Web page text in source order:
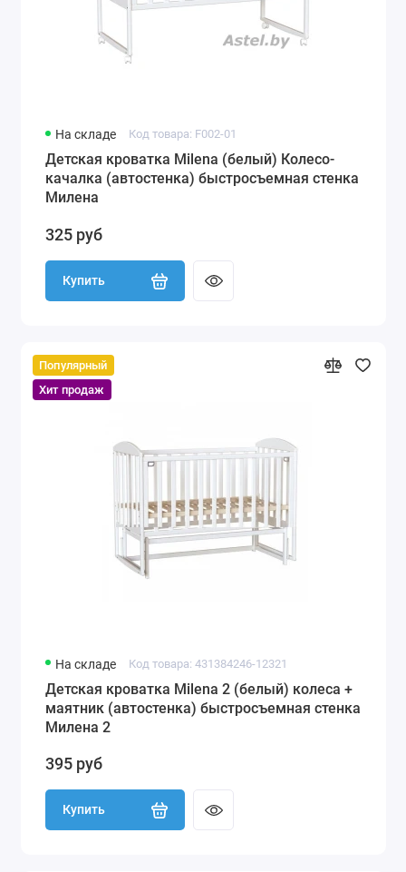
На складе Код товара: F002-01
Детская кроватка Milena (белый) Колесо-
качалка (автостенка) быстросъемная стенка
Милена
325 руб
Купить
Популярный
Хит продаж
На складе Код товара: 431384246-12321
Детская кроватка Milena 2 (белый) колеса +
маятник (автостенка) быстросъемная стенка
Милена 2
395 руб
Купить